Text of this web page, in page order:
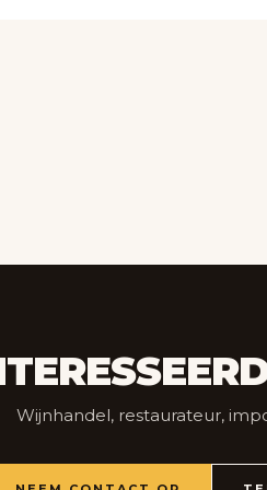
Wijnhandel, restaurateur,